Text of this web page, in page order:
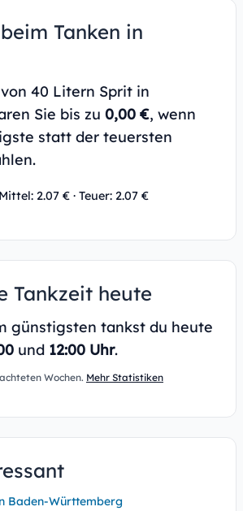
Tanken in
40 Litern Sprit in
Sie bis zu 0,00 €, wenn
statt der teuersten
2.07 € · Teuer: 2.07 €
Tankzeit heute
günstigsten tankst du heute
und 12:00 Uhr.
Wochen. Mehr Statistiken
Baden-Württemberg